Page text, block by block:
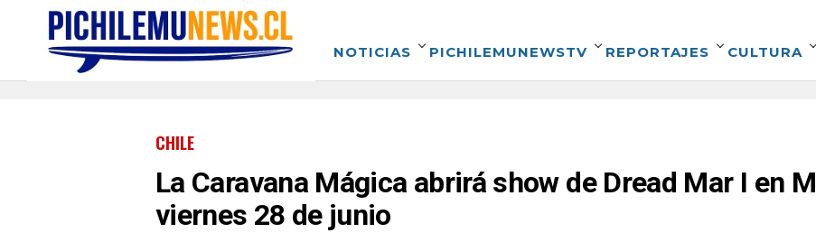
NOTICIAS PICHILEMUNEWSTV REPORTAJES CULTURA
CHILE
La Caravana Mágica abrirá show de Dread Mar I en
viernes 28 de junio